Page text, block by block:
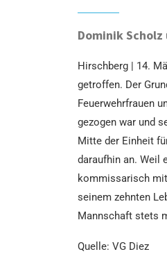
Dominik
Hirschberg | 14.
getroffen. Der
Feuerwehrfrauen
gezogen war und
Mitte der Einheit
daraufhin an. Weil
kommissarisch
seinem zehnten
Mannschaft stets
Quelle: VG Diez